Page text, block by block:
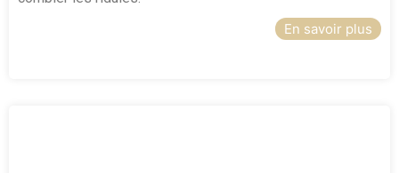
En savoir plus